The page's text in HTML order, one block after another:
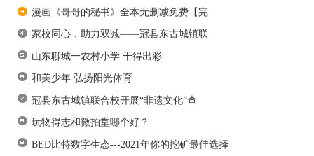
漫画《哥哥的秘书》全本无删减免费【完
家校同心，助力双减——冠县东古城镇联
山东聊城一农村小学 干得出彩
和美少年 弘扬阳光体育
冠县东古城镇联合校开展“非遗文化”查
玩物得志和微拍堂哪个好？
BED比特数字生态---2021年你的挖矿最佳选择